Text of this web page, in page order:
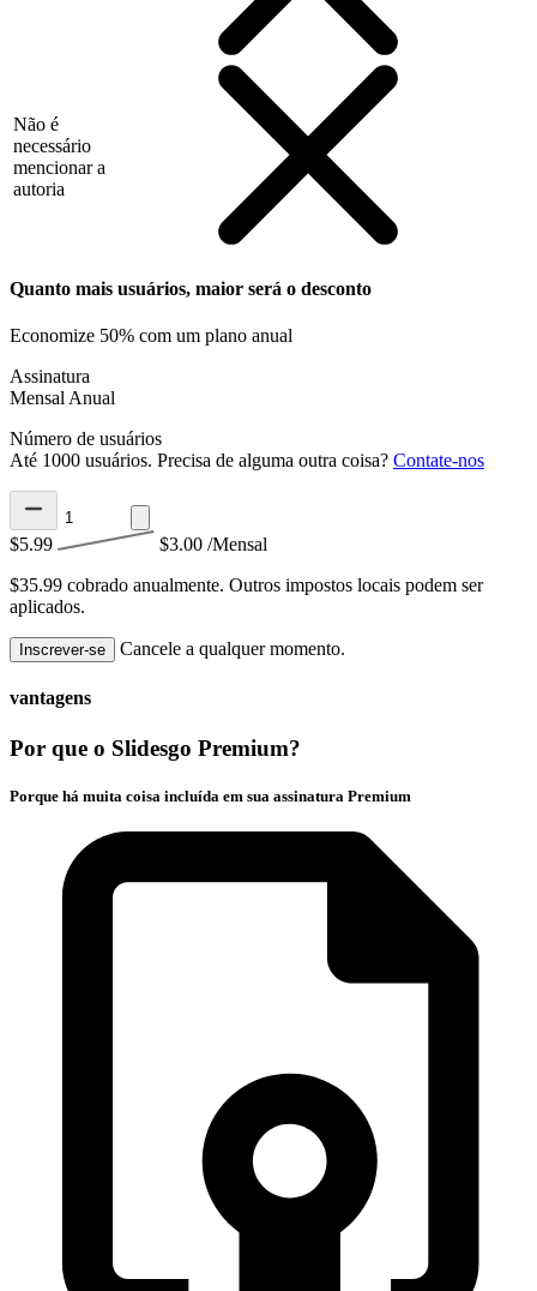
Não é
necessário
mencionar a
autoria
Quanto mais usuários, maior será o desconto
Economize 50% com um plano anual
Assinatura
Mensal Anual
Número de usuários
Até 1000 usuários. Precisa de alguma outra coisa? Contate-nos
$5.99 $3.00 /Mensal
$35.99 cobrado anualmente. Outros impostos locais podem ser
aplicados.
Inscrever-se Cancele a qualquer momento.
vantagens
Por que o Slidesgo Premium?
Porque há muita coisa incluída em sua assinatura Premium